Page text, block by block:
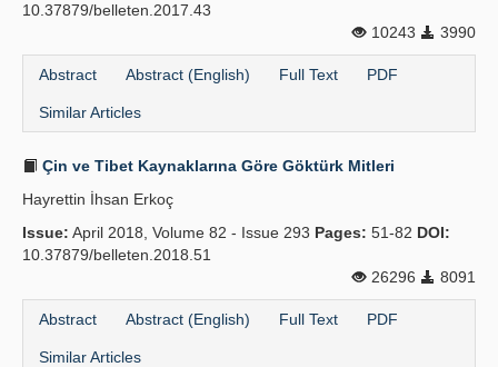
10.37879/belleten.2017.43
10243
3990
Abstract Abstract (English) Full Text PDF
Similar Articles
Çin ve Tibet Kaynaklarına Göre Göktürk Mitleri
Hayrettin İhsan Erkoç
Issue: April 2018, Volume 82 - Issue 293 Pages: 51-82 DOI:
10.37879/belleten.2018.51
26296
8091
Abstract Abstract (English) Full Text PDF
Similar Articles